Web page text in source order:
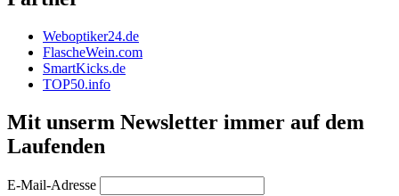
Weboptiker24.de
FlascheWein.com
SmartKicks.de
TOP50.info
Mit unserm Newsletter immer auf dem
Laufenden
E-Mail-Adresse